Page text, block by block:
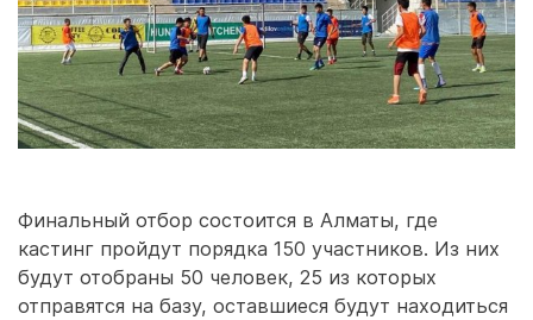
Финальный отбор состоится в Алматы, где
кастинг пройдут порядка 150 участников. Из них
будут отобраны 50 человек, 25 из которых
отправятся на базу, оставшиеся будут находиться